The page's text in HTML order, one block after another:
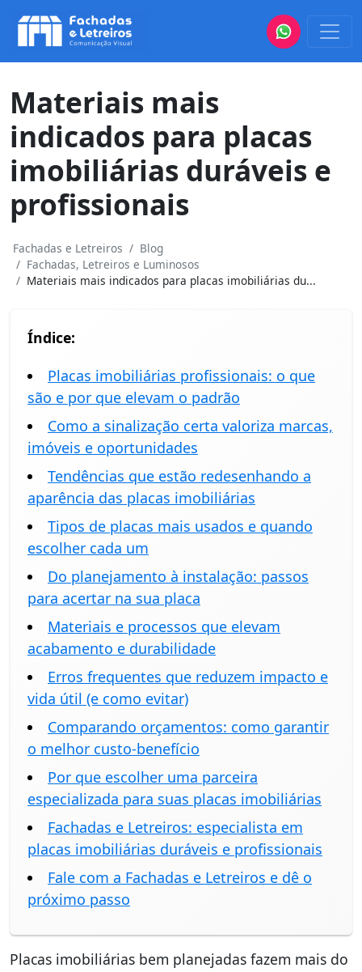
Materiais mais
indicados para placas
imobiliárias duráveis e
profissionais
Fachadas e Letreiros
Blog
Fachadas, Letreiros e Luminosos
Materiais mais indicados para placas imobiliárias du...
Índice:
Placas imobiliárias profissionais: o que
são e por que elevam o padrão
Como a sinalização certa valoriza marcas,
imóveis e oportunidades
Tendências que estão redesenhando a
aparência das placas imobiliárias
Tipos de placas mais usados e quando
escolher cada um
Do planejamento à instalação: passos
para acertar na sua placa
Materiais e processos que elevam
acabamento e durabilidade
Erros frequentes que reduzem impacto e
vida útil (e como evitar)
Comparando orçamentos: como garantir
o melhor custo-benefício
Por que escolher uma parceira
especializada para suas placas imobiliárias
Fachadas e Letreiros: especialista em
placas imobiliárias duráveis e profissionais
Fale com a Fachadas e Letreiros e dê o
próximo passo
Placas imobiliárias bem planejadas fazem mais do